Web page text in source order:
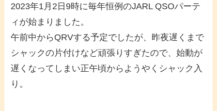
2023年1月2日9時に毎年恒例のJARL QSOパーテ
ィが始まりました。
午前中からQRVする予定でしたが、昨夜遅くまで
シャックの片付けなど頑張りすぎたので、始動が
遅くなってしまい正午頃からようやくシャック入
り。